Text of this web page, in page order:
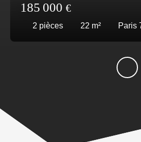
185 000 €
2 pièces 22 m² Paris